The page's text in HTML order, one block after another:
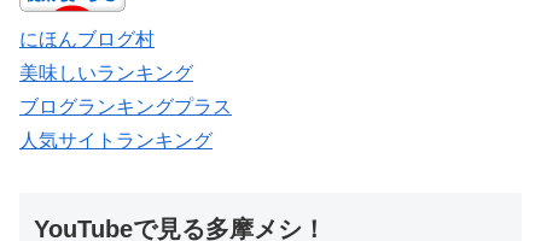
にほんブログ村
美味しいランキング
ブログランキングプラス
人気サイトランキング
YouTubeで見る多摩メシ！